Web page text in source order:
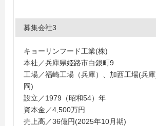
募集会社3
キョーリンフード工業(株)
本社／兵庫県姫路市白銀町9
工場／福崎工場（兵庫）、加西工場(兵
岡)
設立／1979（昭和54）年
資本金／4,500万円
売上高／36億円(2025年10月期)